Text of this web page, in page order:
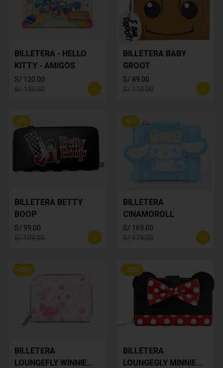
BILLETERA - HELLO
KITTY - AMIGOS
S/ 120.00
S/ 140.00
BILLETERA BABY
GROOT
S/ 89.00
S/ 110.00
-9%
BILLETERA BETTY
BOOP
S/ 99.00
S/ 109.00
-6%
BILLETERA
CINAMOROLL
S/ 169.00
S/ 179.00
-38%
BILLETERA
LOUNGEFLY WINNIE
-20%
BILLETERA
LOUNGEGLY MINNIE